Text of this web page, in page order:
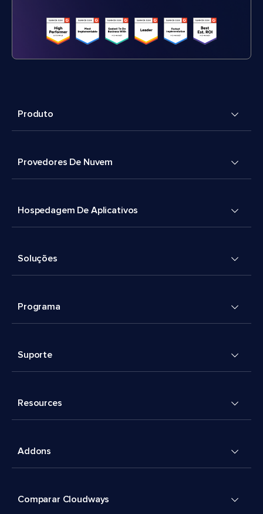
Produto
Provedores De Nuvem
Hospedagem De Aplicativos
Soluções
Programa
Suporte
Resources
Addons
Comparar Cloudways